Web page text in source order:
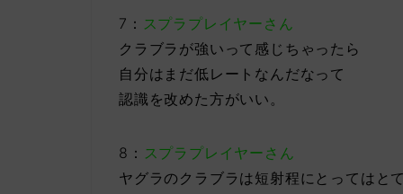
7： スプラプレイヤーさん
クラブラが強いって感じちゃったら
自分はまだ低レートなんだなって
認識を改めた方がいい。
8： スプラプレイヤーさん
ヤグラのクラブラは短射程にとってはと